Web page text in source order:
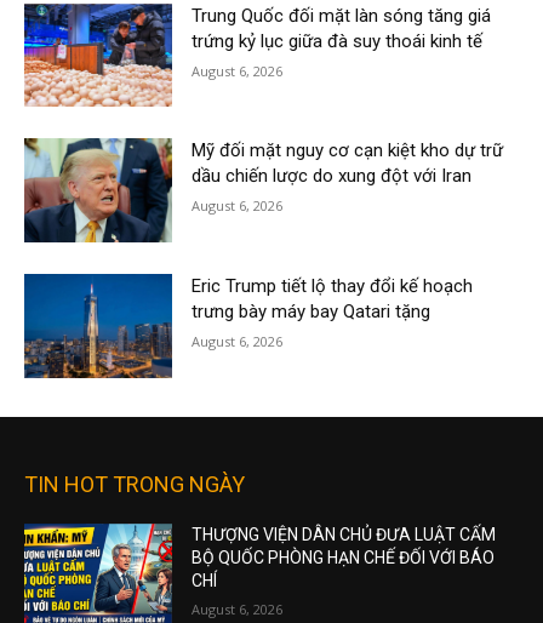
Trung Quốc đối mặt làn sóng tăng giá
trứng kỷ lục giữa đà suy thoái kinh tế
August 6, 2026
Mỹ đối mặt nguy cơ cạn kiệt kho dự trữ
dầu chiến lược do xung đột với Iran
August 6, 2026
Eric Trump tiết lộ thay đổi kế hoạch
trưng bày máy bay Qatari tặng
August 6, 2026
TIN HOT TRONG NGÀY
THƯỢNG VIỆN DÂN CHỦ ĐƯA LUẬT CẤM
BỘ QUỐC PHÒNG HẠN CHẾ ĐỐI VỚI BÁO
CHÍ
August 6, 2026